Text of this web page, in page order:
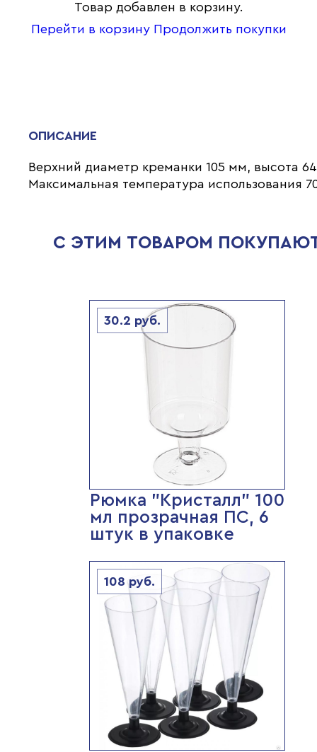
Товар добавлен в корзину.
Перейти в корзину Продолжить покупки
ОПИСАНИЕ
Верхний диаметр креманки 105 мм, высота
Максимальная температура использования
С ЭТИМ ТОВАРОМ
30.2 руб.
Рюмка "Кристалл" 100
мл прозрачная ПС, 6
штук в упаковке
108 руб.